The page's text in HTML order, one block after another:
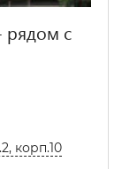
с
корп.10